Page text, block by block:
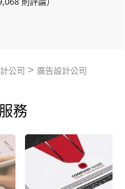
公司 > 廣告設計公司
務